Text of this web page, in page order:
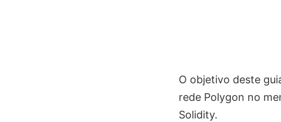
O objetivo deste
rede Polygon no
Solidity.